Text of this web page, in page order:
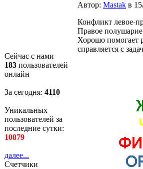
Сейчас с нами
183 пользователей
онлайн
За сегодня: 4110
Уникальных
пользователей за
последние сутки:
10879
далее...
Счетчики
Автор: Мastak в
Конфликт левое-
Правое полушарие
Хорошо помогает
справляется с